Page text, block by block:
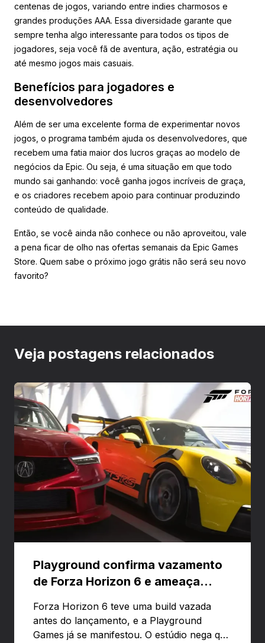
centenas de jogos, variando entre indies charmosos e
grandes produções AAA. Essa diversidade garante que
sempre tenha algo interessante para todos os tipos de
jogadores, seja você fã de aventura, ação, estratégia ou
até mesmo jogos mais casuais.
Benefícios para jogadores e
desenvolvedores
Além de ser uma excelente forma de experimentar novos
jogos, o programa também ajuda os desenvolvedores, que
recebem uma fatia maior dos lucros graças ao modelo de
negócios da Epic. Ou seja, é uma situação em que todo
mundo sai ganhando: você ganha jogos incríveis de graça,
e os criadores recebem apoio para continuar produzindo
conteúdo de qualidade.
Então, se você ainda não conhece ou não aproveitou, vale
a pena ficar de olho nas ofertas semanais da Epic Games
Store. Quem sabe o próximo jogo grátis não será seu novo
favorito?
Veja postagens relacionados
Playground confirma vazamento
de Forza Horizon 6 e ameaça
Forza Horizon 6 teve uma build vazada
antes do lançamento, e a Playground
Games já se manifestou. O estúdio nega que